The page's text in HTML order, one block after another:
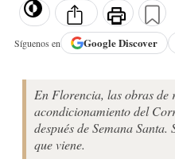
Síguenos en GoogleDiscover
En Florencia, las obras de
acondicionamiento del
después de Semana
que viene.